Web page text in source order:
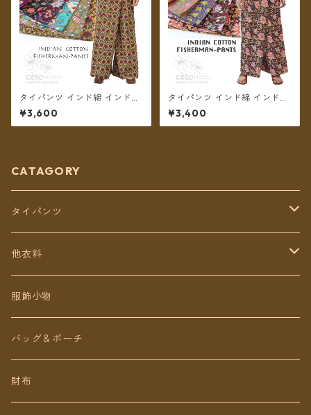
タイパンツ インド綿 インド更
紗 no.8 花柄プリントいろいろ
7タイプ ロング丈【メール便送
料無料】
¥3,600
タイパンツ インド綿 インド更
紗 no.7 花柄プリント 5カラー
ロング丈【メール便送料無
料】
¥3,400
CATAGORY
タイパンツ
定番無地タイパンツ
チェトオリジナル
ロング丈
ミディアム丈
他衣料
トップス
ワンピース
パンツ
服飾小物
バッグ＆ポーチ
財布